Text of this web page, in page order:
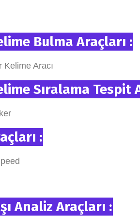
Bulma Araçları :
Kelime Aracı
Sıralama Tespit
:
Analiz Araçları :